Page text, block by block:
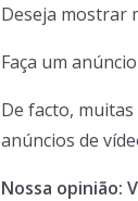
Deseja mostrar
Faça um
De facto,
anúncios de
Nossa opinião: